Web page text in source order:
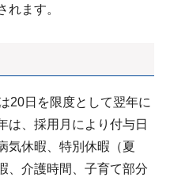
れます。
20日を限度として翌年に
は、採用月により付与日
気休暇、特別休暇（夏
、介護時間、子育て部分